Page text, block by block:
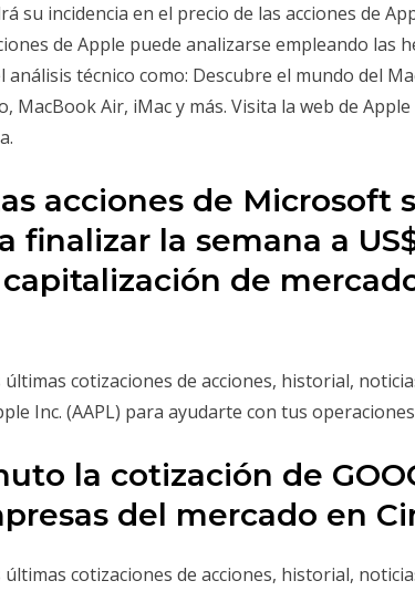
su incidencia en el precio de las acciones de
de Apple puede analizarse empleando las
análisis técnico como: Descubre el mundo del
MacBook Air, iMac y más. Visita la web de
acciones de Microsoft
finalizar la semana a
de
últimas cotizaciones de acciones, historial,
Inc. (AAPL) para ayudarte con tus operaciones
la cotización de
del mercado en
últimas cotizaciones de acciones, historial,